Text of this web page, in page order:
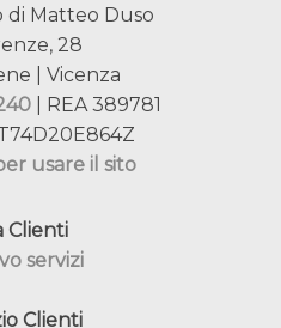
di Matteo Duso
28
| Vicenza
| REA 389781
usare il sito
Clienti
servizi
Clienti